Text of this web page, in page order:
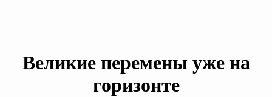
Великие перемены уже на
горизонте